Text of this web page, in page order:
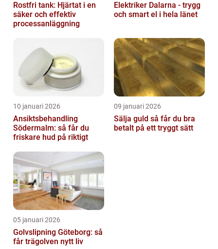
Rostfri tank: Hjärtat i en
säker och effektiv
processanläggning
Elektriker Dalarna - trygg
och smart el i hela länet
10 januari 2026
Ansiktsbehandling
Södermalm: så får du
friskare hud på riktigt
09 januari 2026
Sälja guld så får du bra
betalt på ett tryggt sätt
05 januari 2026
Golvslipning Göteborg: så
får trägolven nytt liv